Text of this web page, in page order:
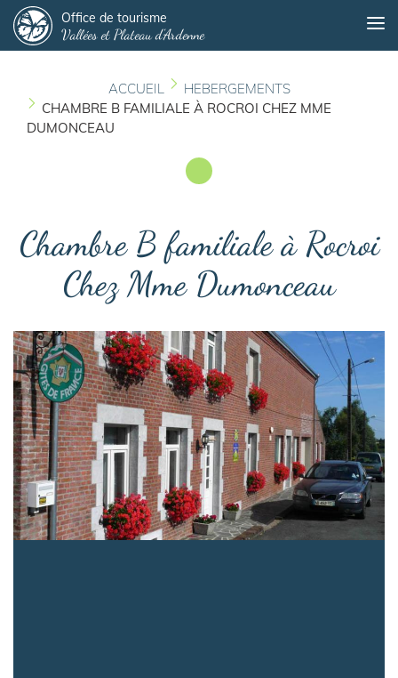
au
contenu
Office de tourisme
Vallées et Plateau d'Ardenne
ACCUEIL
HEBERGEMENTS
CHAMBRE B FAMILIALE À ROCROI CHEZ MME
DUMONCEAU
Chambre B familiale à Rocroi
Chez Mme Dumonceau
Panneau de gestion des cookies